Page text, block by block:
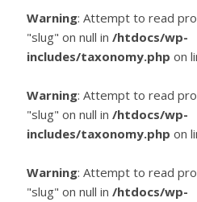
Les quarts de finale de la Coupe
Warning: Attempt to read
"slug" on null in /htdocs/wp-
includes/taxonomy.php on
Warning: Attempt to read
"slug" on null in /htdocs/wp-
includes/taxonomy.php on
Warning: Attempt to read
"slug" on null in /htdocs/wp-